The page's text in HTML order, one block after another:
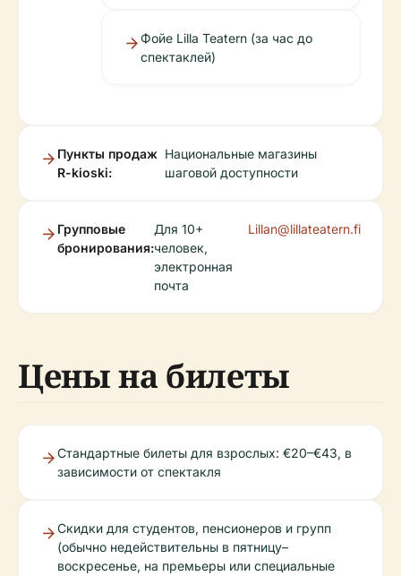
Фойе Lilla Teatern (за час до
спектаклей)
Пункты продаж
R-kioski:
Национальные магазины
шаговой доступности
Групповые
бронирования:
Для 10+
человек,
электронная
почта
Lillan@lillateatern.fi
Цены на билеты
Стандартные билеты для взрослых: €20–€43, в
зависимости от спектакля
Скидки для студентов, пенсионеров и групп
(обычно недействительны в пятницу–
воскресенье, на премьеры или специальные